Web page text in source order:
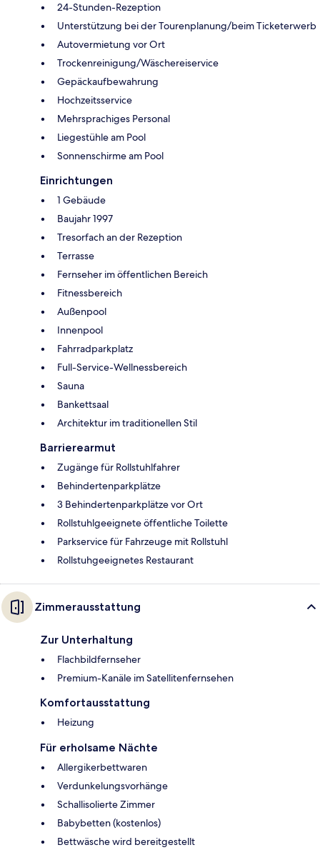
24-Stunden-Rezeption
Unterstützung bei der Tourenplanung/beim Ticketerwerb
Autovermietung vor Ort
Trockenreinigung/Wäschereiservice
Gepäckaufbewahrung
Hochzeitsservice
Mehrsprachiges Personal
Liegestühle am Pool
Sonnenschirme am Pool
Einrichtungen
1 Gebäude
Baujahr 1997
Tresorfach an der Rezeption
Terrasse
Fernseher im öffentlichen Bereich
Fitnessbereich
Außenpool
Innenpool
Fahrradparkplatz
Full-Service-Wellnessbereich
Sauna
Bankettsaal
Architektur im traditionellen Stil
Barrierearmut
Zugänge für Rollstuhlfahrer
Behindertenparkplätze
3 Behindertenparkplätze vor Ort
Rollstuhlgeeignete öffentliche Toilette
Parkservice für Fahrzeuge mit Rollstuhl
Rollstuhgeeignetes Restaurant
Zimmerausstattung
Zur Unterhaltung
Flachbildfernseher
Premium-Kanäle im Satellitenfernsehen
Komfortausstattung
Heizung
Für erholsame Nächte
Allergikerbettwaren
Verdunkelungsvorhänge
Schallisolierte Zimmer
Babybetten (kostenlos)
Bettwäsche wird bereitgestellt